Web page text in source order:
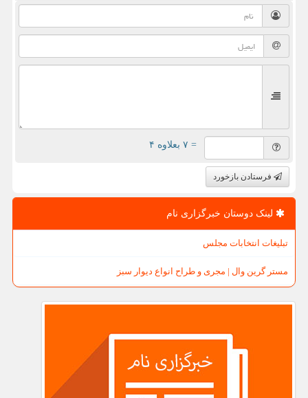
= ۷ بعلاوه ۴
فرستادن بازخورد
لینک دوستان خبرگزاری نام
تبلیغات انتخابات مجلس
مستر گرین وال | مجری و طراح انواع دیوار سبز